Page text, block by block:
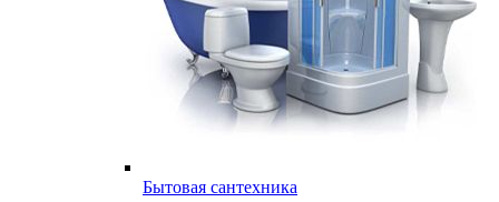
Бытовая сантехника